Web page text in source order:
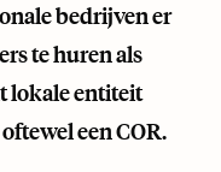
bedrijven er
te huren als
lokale entiteit
een COR.